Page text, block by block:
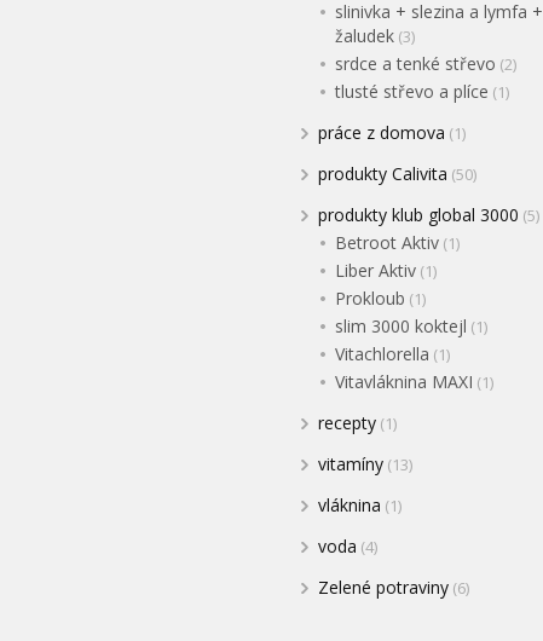
slinivka + slezina a lymfa +
žaludek(3)
srdce a tenké střevo (2)
tlusté střevo a plíce (1)
práce z domova (1)
produkty Calivita (50)
produkty klub global 3000 (5)
Betroot Aktiv(1)
Liber Aktiv(1)
Prokloub (1)
slim 3000 koktejl (1)
Vitachlorella (1)
Vitavláknina MAXI (1)
recepty(1)
vitamíny(13)
vláknina (1)
voda (4)
Zelené potraviny(6)